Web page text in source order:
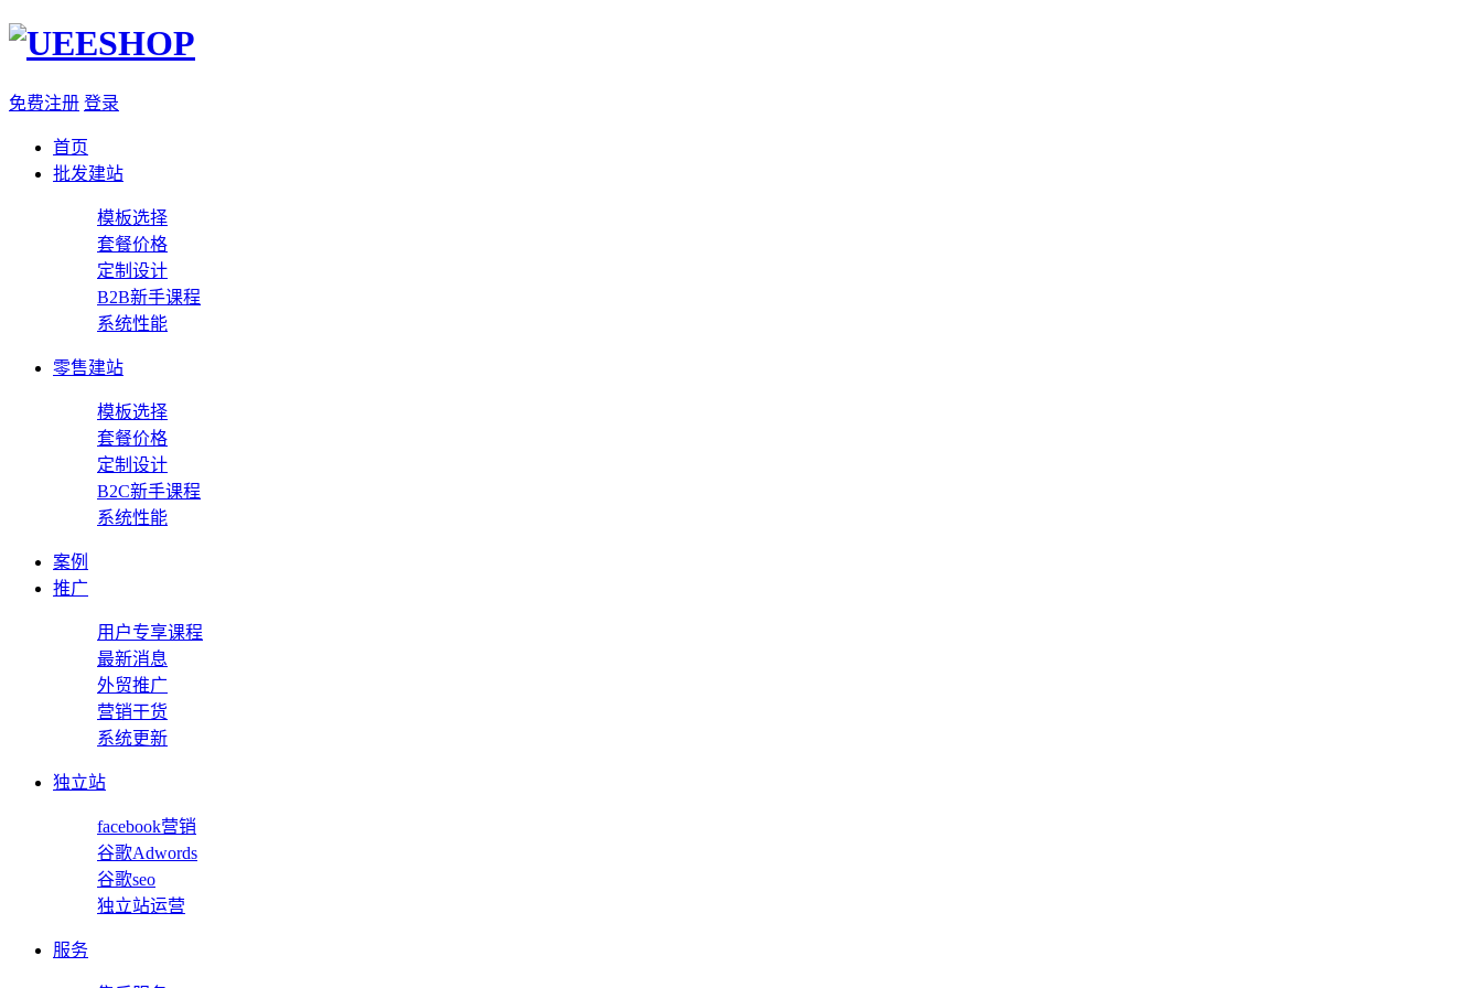
免费注册 登录
首页
批发建站
模板选择
套餐价格
定制设计
B2B新手课程
系统性能
零售建站
模板选择
套餐价格
定制设计
B2C新手课程
系统性能
案例
推广
用户专享课程
最新消息
外贸推广
营销干货
系统更新
独立站
facebook营销
谷歌Adwords
谷歌seo
独立站运营
服务